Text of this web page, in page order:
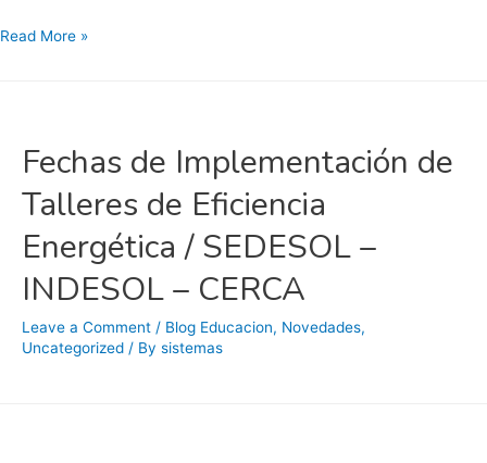
Datos
monitoreo
calidad
Read More »
Fechas de Implementación de
Talleres de Eficiencia
Energética / SEDESOL –
INDESOL – CERCA
Leave a Comment / Blog Educacion, Novedades,
Uncategorized / By sistemas